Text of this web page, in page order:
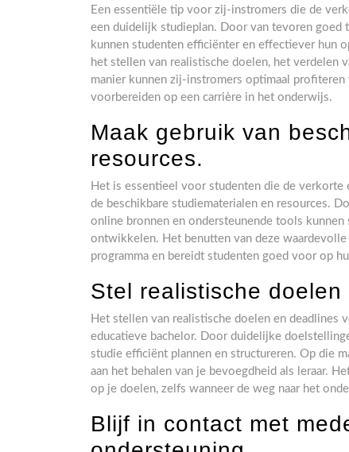
Een essentiële tip voor zij-instromers die de
een duidelijk studieplan. Door van tevoren goed
kunnen studenten efficiënter en effectiever hun
het stellen van realistische doelen, het verdelen
manier kunnen zij-instromers optimaal
voorbereiden op een carrière in het onderwijs.
Maak gebruik van
resources.
Het is essentieel voor studenten die de
de beschikbare studiematerialen en resources.
online bronnen en ondersteunende tools
ontwikkelen. Het benutten van deze
programma en bereidt studenten goed voor op
Stel realistische
Het stellen van realistische doelen en
educatieve bachelor. Door duidelijke
studie efficiënt plannen en structureren. Op die
aan het behalen van je bevoegdheid als leraar.
op je doelen, zelfs wanneer de weg naar het
Blijf in contact met